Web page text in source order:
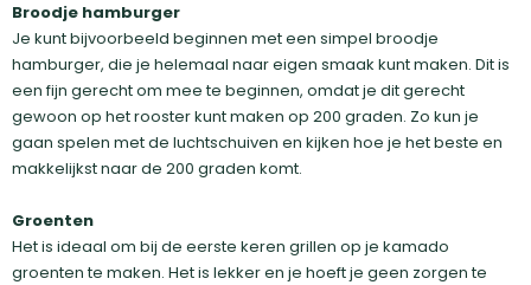
Broodje hamburger
Je kunt bijvoorbeeld beginnen met een simpel broodje
hamburger, die je helemaal naar eigen smaak kunt maken. Dit is
een fijn gerecht om mee te beginnen, omdat je dit gerecht
gewoon op het rooster kunt maken op 200 graden. Zo kun je
gaan spelen met de luchtschuiven en kijken hoe je het beste en
makkelijkst naar de 200 graden komt.
Groenten
Het is ideaal om bij de eerste keren grillen op je kamado
groenten te maken. Het is lekker en je hoeft je geen zorgen te